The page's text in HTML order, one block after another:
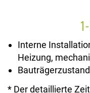
Interne
Heizung,
* Der detaillierte